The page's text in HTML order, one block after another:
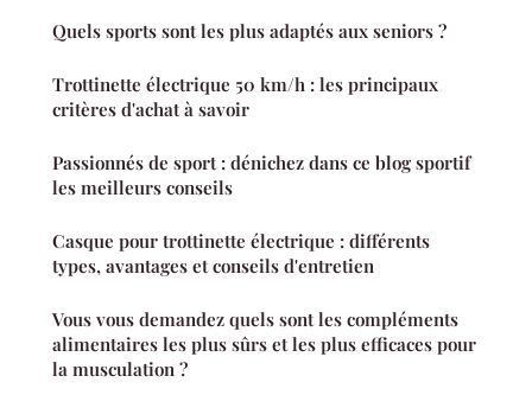
Quels sports sont les plus adaptés aux seniors ?
Trottinette électrique 50 km/h : les principaux
critères d'achat à savoir
Passionnés de sport : dénichez dans ce blog sportif
les meilleurs conseils
Casque pour trottinette électrique : différents
types, avantages et conseils d'entretien
Vous vous demandez quels sont les compléments
alimentaires les plus sûrs et les plus efficaces pour
la musculation ?